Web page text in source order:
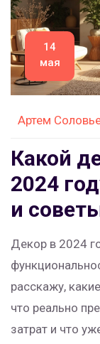
14
мая
Артем
Какой
2024
и
Декор в 2024
расскажу,
что реально
затрат и что